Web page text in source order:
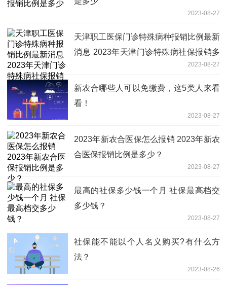
2023-08-27
天津职工医保门诊特殊病种报销比例最新
消息 2023年天津门诊特殊病社保报销多
2023-08-27
新农合哪些人可以免缴费，这5类人来看
看！
2023-08-27
2023年新农合医保怎么报销 2023年新农
合医保报销比例是多少？
2023-08-27
最高的社保多少钱一个月 社保最高档交
多少钱？
2023-08-27
社保能不能以个人名义购买?有什么方
法？
2023-08-26